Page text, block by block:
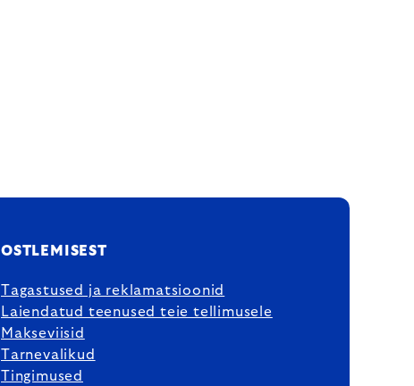
OSTLEMISEST
Tagastused ja reklamatsioonid
Laiendatud teenused teie tellimusele
Makseviisid
Tarnevalikud
Tingimused